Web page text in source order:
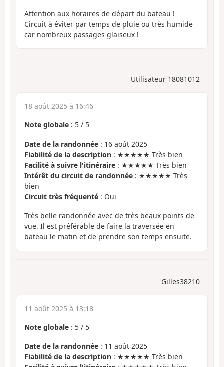
Attention aux horaires de départ du bateau !
Circuit à éviter par temps de pluie ou très humide
car nombreux passages glaiseux !
Utilisateur 18081012
18 août 2025 à 16:46
Note globale : 5 / 5
Date de la randonnée : 16 août 2025
Fiabilité de la description : ★★★★★ Très bien
Facilité à suivre l'itinéraire : ★★★★★ Très bien
Intérêt du circuit de randonnée : ★★★★★ Très
bien
Circuit très fréquenté : Oui
Très belle randonnée avec de très beaux points de
vue. Il est préférable de faire la traversée en
bateau le matin et de prendre son temps ensuite.
Gilles38210
11 août 2025 à 13:18
Note globale : 5 / 5
Date de la randonnée : 11 août 2025
Fiabilité de la description : ★★★★★ Très bien